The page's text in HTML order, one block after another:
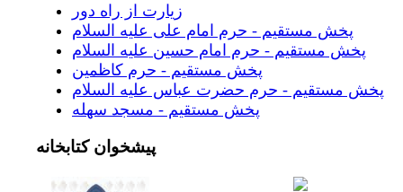
زیارت از راه دور
پخش مستقیم - حرم امام علی علیه السلام
پخش مستقیم - حرم امام حسین علیه السلام
پخش مستقیم - حرم کاظمین
پخش مستقیم - حرم حضرت عباس علیه السلام
پخش مستقیم - مسجد سهله
پیشخوانکتابخانه